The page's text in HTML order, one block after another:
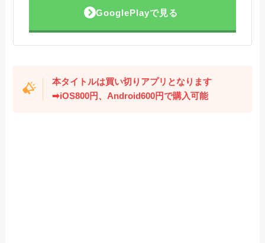
GooglePlayで見る
本タイトルは買い切りアプリとなります
➡iOS800円、Android600円で購入可能